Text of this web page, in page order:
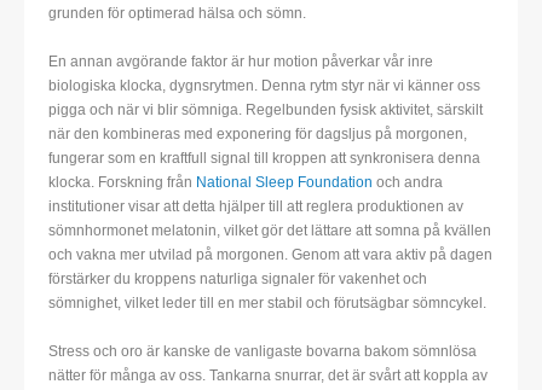
grunden för optimerad hälsa och sömn.
En annan avgörande faktor är hur motion påverkar vår inre
biologiska klocka, dygnsrytmen. Denna rytm styr när vi känner oss
pigga och när vi blir sömniga. Regelbunden fysisk aktivitet, särskilt
när den kombineras med exponering för dagsljus på morgonen,
fungerar som en kraftfull signal till kroppen att synkronisera denna
klocka. Forskning från National Sleep Foundation och andra
institutioner visar att detta hjälper till att reglera produktionen av
sömnhormonet melatonin, vilket gör det lättare att somna på kvällen
och vakna mer utvilad på morgonen. Genom att vara aktiv på dagen
förstärker du kroppens naturliga signaler för vakenhet och
sömnighet, vilket leder till en mer stabil och förutsägbar sömncykel.
Stress och oro är kanske de vanligaste bovarna bakom sömnlösa
nätter för många av oss. Tankarna snurrar, det är svårt att koppla av